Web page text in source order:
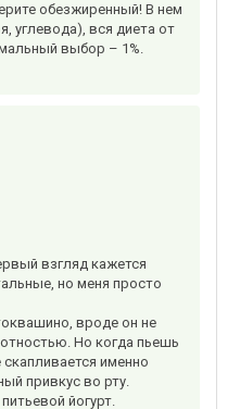
обезжиренный! В нем
углевода), вся диета от
выбор – 1%.
взгляд кажется
но меня просто
вроде он не
Но когда пьешь
именно
привкус во рту.
йогурт.